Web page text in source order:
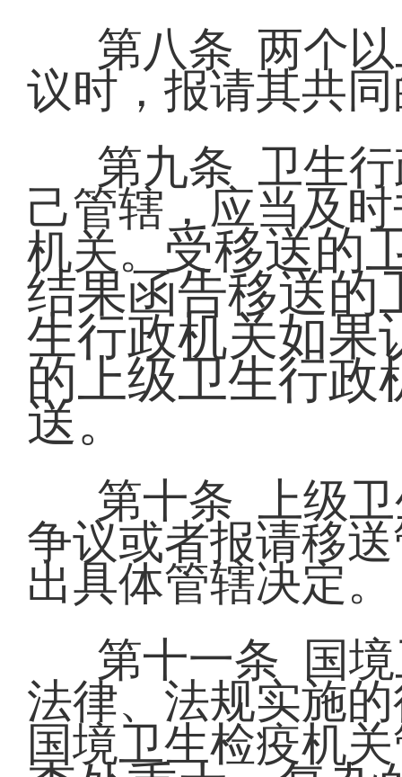
第八条 两个
议时，报请其共
第九条 卫生
己管辖，应当及
机关。 受移送的
结果函告移送的
生行政机关如果
的上级卫生行政
送。
第十条 上级
争议或者报请移
出具体管辖决定。
第十一条 国
法律、法规实施
国境卫生检疫机